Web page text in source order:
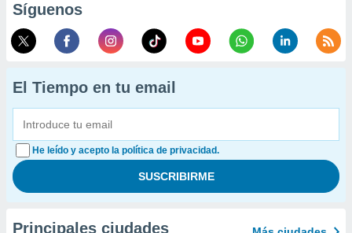
Síguenos
El Tiempo en tu email
He leído y acepto la política de privacidad.
Principales ciudades